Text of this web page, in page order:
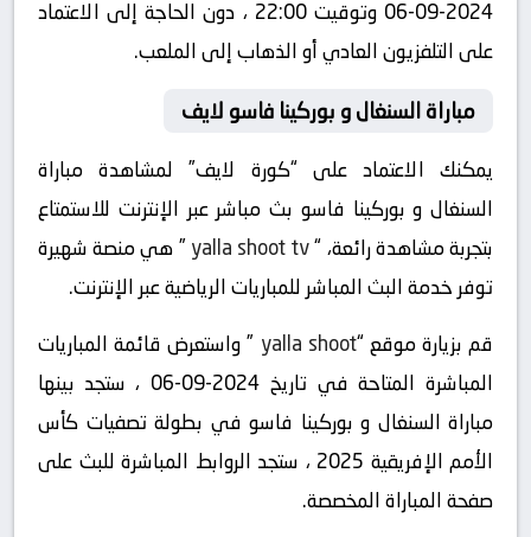
2024-09-06 وتوقيت 22:00 ، دون الحاجة إلى الاعتماد
على التلفزيون العادي أو الذهاب إلى الملعب.
مباراة السنغال و بوركينا فاسو لايف
يمكنك الاعتماد على “كورة لايف” لمشاهدة مباراة
السنغال و بوركينا فاسو بث مباشر عبر الإنترنت للاستمتاع
بتجربة مشاهدة رائعة، “yalla shoot tv” هي منصة شهيرة
توفر خدمة البث المباشر للمباريات الرياضية عبر الإنترنت.
قم بزيارة موقع “yalla shoot ” واستعرض قائمة المباريات
المباشرة المتاحة في تاريخ 2024-09-06 ، ستجد بينها
مباراة السنغال و بوركينا فاسو في بطولة تصفيات كأس
الأمم الإفريقية 2025 ، ستجد الروابط المباشرة للبث على
صفحة المباراة المخصصة.